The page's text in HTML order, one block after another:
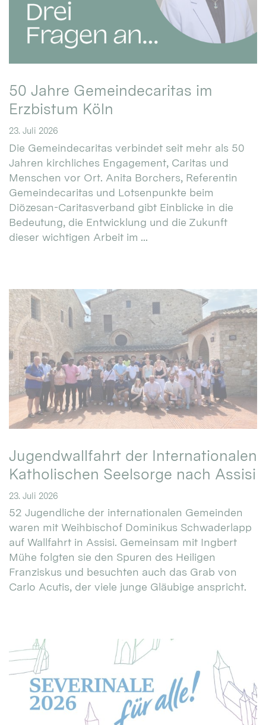
50 Jahre Gemeindecaritas im
Erzbistum Köln
23. Juli 2026
Die Gemeindecaritas verbindet seit mehr als 50
Jahren kirchliches Engagement, Caritas und
Menschen vor Ort. Anita Borchers, Referentin
Gemeindecaritas und Lotsenpunkte beim
Diözesan-Caritasverband gibt Einblicke in die
Bedeutung, die Entwicklung und die Zukunft
dieser wichtigen Arbeit im ...
Jugendwallfahrt der Internationalen
Katholischen Seelsorge nach Assisi
23. Juli 2026
52 Jugendliche der internationalen Gemeinden
waren mit Weihbischof Dominikus Schwaderlapp
auf Wallfahrt in Assisi. Gemeinsam mit Ingbert
Mühe folgten sie den Spuren des Heiligen
Franziskus und besuchten auch das Grab von
Carlo Acutis, der viele junge Gläubige anspricht.